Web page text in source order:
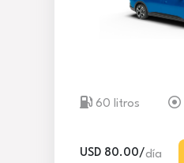
60 litros
USD 80.00/día